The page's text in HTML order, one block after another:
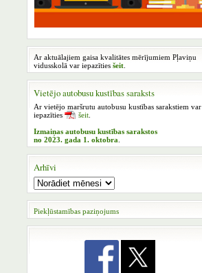
Ar aktuālajiem gaisa kvalitātes mērījumiem Pļaviņu
vidusskolā var iepazīties šeit
Vietējo autobusu kustības saraksts
Ar vietējo maršrutu autobusu kustības sarakstiem var
iepazīties
šeit
Izmaiņas autobusu kustības sarakstos
no 2023. gada 1. oktobra
Arhīvi
Piekļūstamības paziņojums